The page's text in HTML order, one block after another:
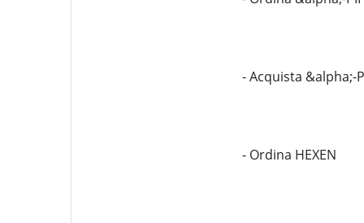
- Acquista &alpha;-
- Ordina HEXEN